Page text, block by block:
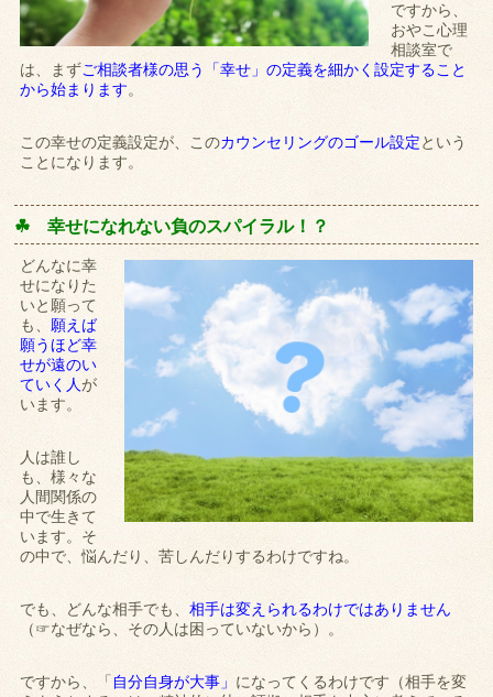
ですから、
おやこ心理
相談室で
は、まずご相談者様の思う「幸せ」の定義を細かく設定すること
から始まります。
この幸せの定義設定が、このカウンセリングのゴール設定という
ことになります。
☘ 幸せになれない負のスパイラル！？
どんなに幸
せになりた
いと願って
も、願えば
願うほど幸
せが遠のい
ていく人が
います。
人は誰し
も、様々な
人間関係の
中で生きて
います。そ
の中で、悩んだり、苦しんだりするわけですね。
でも、どんな相手でも、相手は変えられるわけではありません
（☞なぜなら、その人は困っていないから）。
ですから、「 自分自身が大事」 になってくるわけです（相手を変